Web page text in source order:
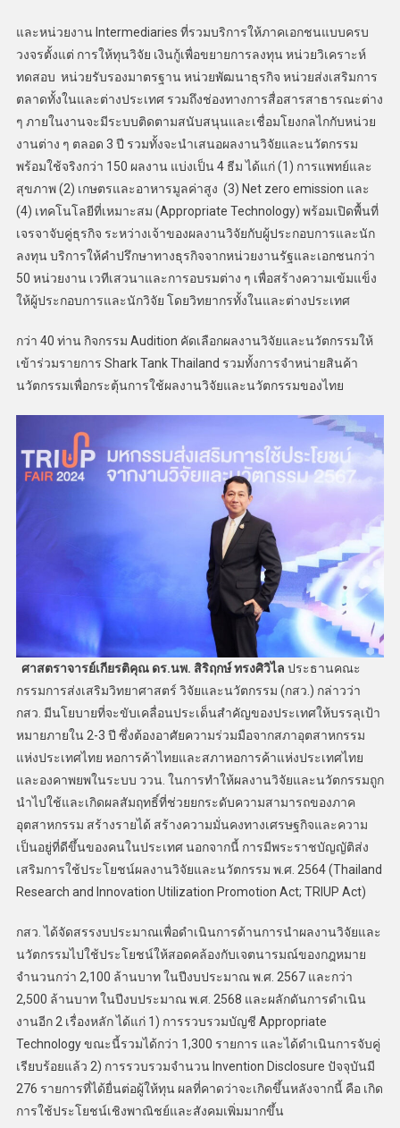
และหน่วยงาน Intermediaries ที่รวมบริการให้ภาคเอกชนแบบครบ
วงจรตั้งแต่ การให้ทุนวิจัย เงินกู้เพื่อขยายการลงทุน หน่วยวิเคราะห์
ทดสอบ หน่วยรับรองมาตรฐาน หน่วยพัฒนาธุรกิจ หน่วยส่งเสริมการ
ตลาดทั้งในและต่างประเทศ รวมถึงช่องทางการสื่อสารสาธารณะต่าง
ๆ ภายในงานจะมีระบบติดตามสนับสนุนและเชื่อมโยงกลไกกับหน่วย
งานต่าง ๆ ตลอด 3 ปี รวมทั้งจะนำเสนอผลงานวิจัยและนวัตกรรม
พร้อมใช้จริงกว่า 150 ผลงาน แบ่งเป็น 4 ธีม ได้แก่ (1) การแพทย์และ
สุขภาพ (2) เกษตรและอาหารมูลค่าสูง (3) Net zero emission และ
(4) เทคโนโลยีที่เหมาะสม (Appropriate Technology) พร้อมเปิดพื้นที่
เจรจาจับคู่ธุรกิจ ระหว่างเจ้าของผลงานวิจัยกับผู้ประกอบการและนัก
ลงทุน บริการให้คำปรึกษาทางธุรกิจจากหน่วยงานรัฐและเอกชนกว่า
50 หน่วยงาน เวทีเสวนาและการอบรมต่าง ๆ เพื่อสร้างความเข้มแข็ง
ให้ผู้ประกอบการและนักวิจัย โดยวิทยากรทั้งในและต่างประเทศ
กว่า 40 ท่าน กิจกรรม Audition คัดเลือกผลงานวิจัยและนวัตกรรมให้
เข้าร่วมรายการ Shark Tank Thailand รวมทั้งการจำหน่ายสินค้า
นวัตกรรมเพื่อกระตุ้นการใช้ผลงานวิจัยและนวัตกรรมของไทย
ศาสตราจารย์เกียรติคุณ ดร.นพ. สิริฤกษ์ ทรงศิวิไล ประธานคณะ
กรรมการส่งเสริมวิทยาศาสตร์ วิจัยและนวัตกรรม (กสว.) กล่าวว่า
กสว. มีนโยบายที่จะขับเคลื่อนประเด็นสำคัญของประเทศให้บรรลุเป้า
หมายภายใน 2-3 ปี ซึ่งต้องอาศัยความร่วมมือจากสภาอุตสาหกรรม
แห่งประเทศไทย หอการค้าไทยและสภาหอการค้าแห่งประเทศไทย
และองคาพยพในระบบ ววน. ในการทำให้ผลงานวิจัยและนวัตกรรมถูก
นำไปใช้และเกิดผลสัมฤทธิ์ที่ช่วยยกระดับความสามารถของภาค
อุตสาหกรรม สร้างรายได้ สร้างความมั่นคงทางเศรษฐกิจและความ
เป็นอยู่ที่ดีขึ้นของคนในประเทศ นอกจากนี้ การมีพระราชบัญญัติส่ง
เสริมการใช้ประโยชน์ผลงานวิจัยและนวัตกรรม พ.ศ. 2564 (Thailand
Research and Innovation Utilization Promotion Act; TRIUP Act)
กสว. ได้จัดสรรงบประมาณเพื่อดำเนินการด้านการนำผลงานวิจัยและ
นวัตกรรมไปใช้ประโยชน์ให้สอดคล้องกับเจตนารมณ์ของกฎหมาย
จำนวนกว่า 2,100 ล้านบาท ในปีงบประมาณ พ.ศ. 2567 และกว่า
2,500 ล้านบาท ในปีงบประมาณ พ.ศ. 2568 และผลักดันการดำเนิน
งานอีก 2 เรื่องหลัก ได้แก่ 1) การรวบรวมบัญชี Appropriate
Technology ขณะนี้รวมได้กว่า 1,300 รายการ และได้ดำเนินการจับคู่
เรียบร้อยแล้ว 2) การรวบรวมจำนวน Invention Disclosure ปัจจุบันมี
276 รายการที่ได้ยื่นต่อผู้ให้ทุน ผลที่คาดว่าจะเกิดขึ้นหลังจากนี้ คือ เกิด
การใช้ประโยชน์เชิงพาณิชย์และสังคมเพิ่มมากขึ้น